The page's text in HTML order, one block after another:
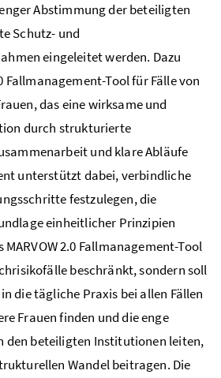
Abstimmung der beteiligten
Schutz- und
eingeleitet werden. Dazu
Fallmanagement-Tool für Fälle von
das eine wirksame und
durch strukturierte
und klare Abläufe
unterstützt dabei, verbindliche
festzulegen, die
einheitlicher Prinzipien
2.0 Fallmanagement-Tool
beschränkt, sondern soll
die tägliche Praxis bei allen Fällen
Frauen finden und die enge
den beteiligten Institutionen leiten,
Wandel beitragen. Die